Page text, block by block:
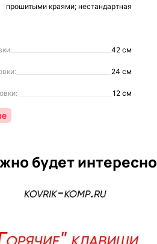
прошитыми краями; нестандартная
42 см
24 см
12 см
будет интересно